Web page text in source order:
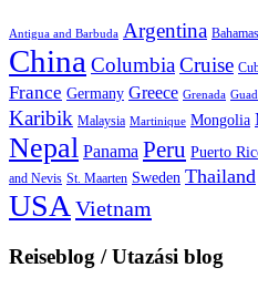
Antigua and Barbuda Argentina Bahamas
China ColumbiaCruise
France Germany Greece Grenada
Karibik Malaysia Martinique Mongolia
Nepal Panama Peru Puerto
and Nevis St. Maarten Sweden Thailand
USAVietnam
Reiseblog / Utazási blog